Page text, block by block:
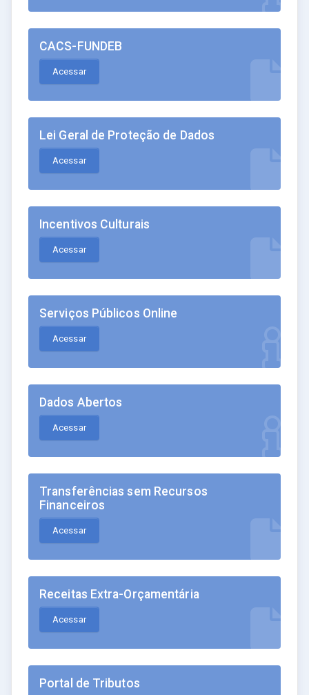
CACS-FUNDEB
Acessar
Lei Geral de Proteção de Dados
Acessar
Incentivos Culturais
Acessar
Serviços Públicos Online
Acessar
Dados Abertos
Acessar
Transferências sem Recursos
Financeiros
Acessar
Receitas Extra-Orçamentária
Acessar
Portal de Tributos